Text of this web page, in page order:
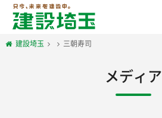
建設埼玉 三朝寿司
メディア